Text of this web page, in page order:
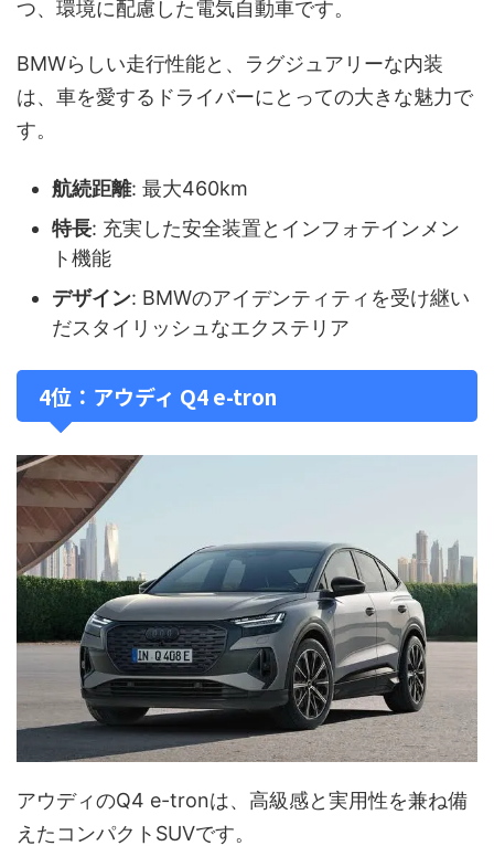
つ、環境に配慮した電気自動車です。
BMWらしい走行性能と、ラグジュアリーな内装
は、車を愛するドライバーにとっての大きな魅力で
す。
航続距離: 最大460km
特長: 充実した安全装置とインフォテインメン
ト機能
デザイン: BMWのアイデンティティを受け継い
だスタイリッシュなエクステリア
4位：アウディ Q4 e-tron
アウディのQ4 e-tronは、高級感と実用性を兼ね備
えたコンパクトSUVです。